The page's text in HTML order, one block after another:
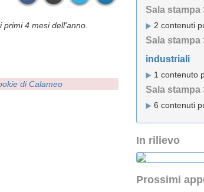
4 mesi dell'anno.
di Calameo
Sala stampa
2 contenuti
Sala stampa
industriali
1 contenuto
Sala stampa
6 contenuti
In rilievo
Prossimi